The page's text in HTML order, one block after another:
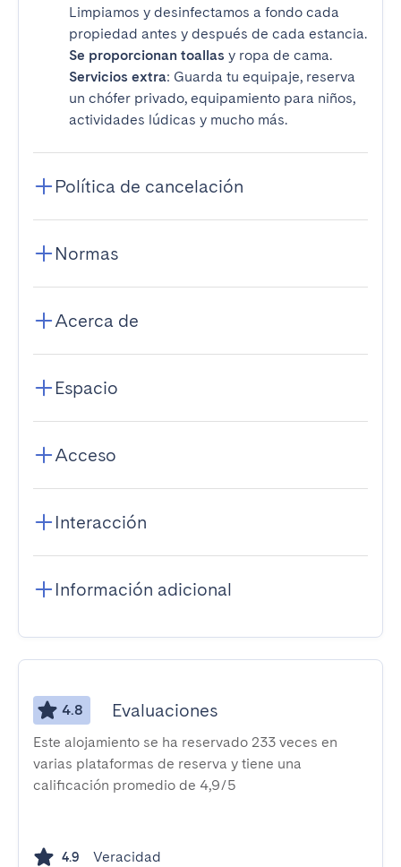
Limpiamos y desinfectamos a fondo cada
propiedad antes y después de cada estancia.
Se proporcionan toallas y ropa de cama.
Servicios extra: Guarda tu equipaje, reserva
un chófer privado, equipamiento para niños,
actividades lúdicas y mucho más.
Política de cancelación
Normas
Acerca de
Espacio
Acceso
Interacción
Información adicional
4.8 Evaluaciones
Este alojamiento se ha reservado 233 veces en
varias plataformas de reserva y tiene una
calificación promedio de 4,9/5
4.9 Veracidad